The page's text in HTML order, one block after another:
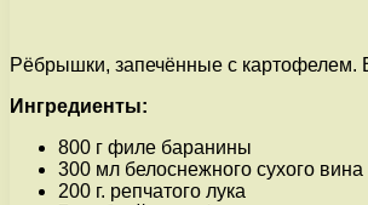
Рёбрышки, запечённые с картофелем.
Ингредиенты:
800 г филе баранины
300 мл белоснежного сухого вина
200 г. репчатого лука